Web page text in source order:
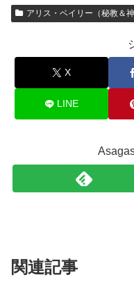
アリス・ベイリー（秘教＆神
X
LINE
関連記事